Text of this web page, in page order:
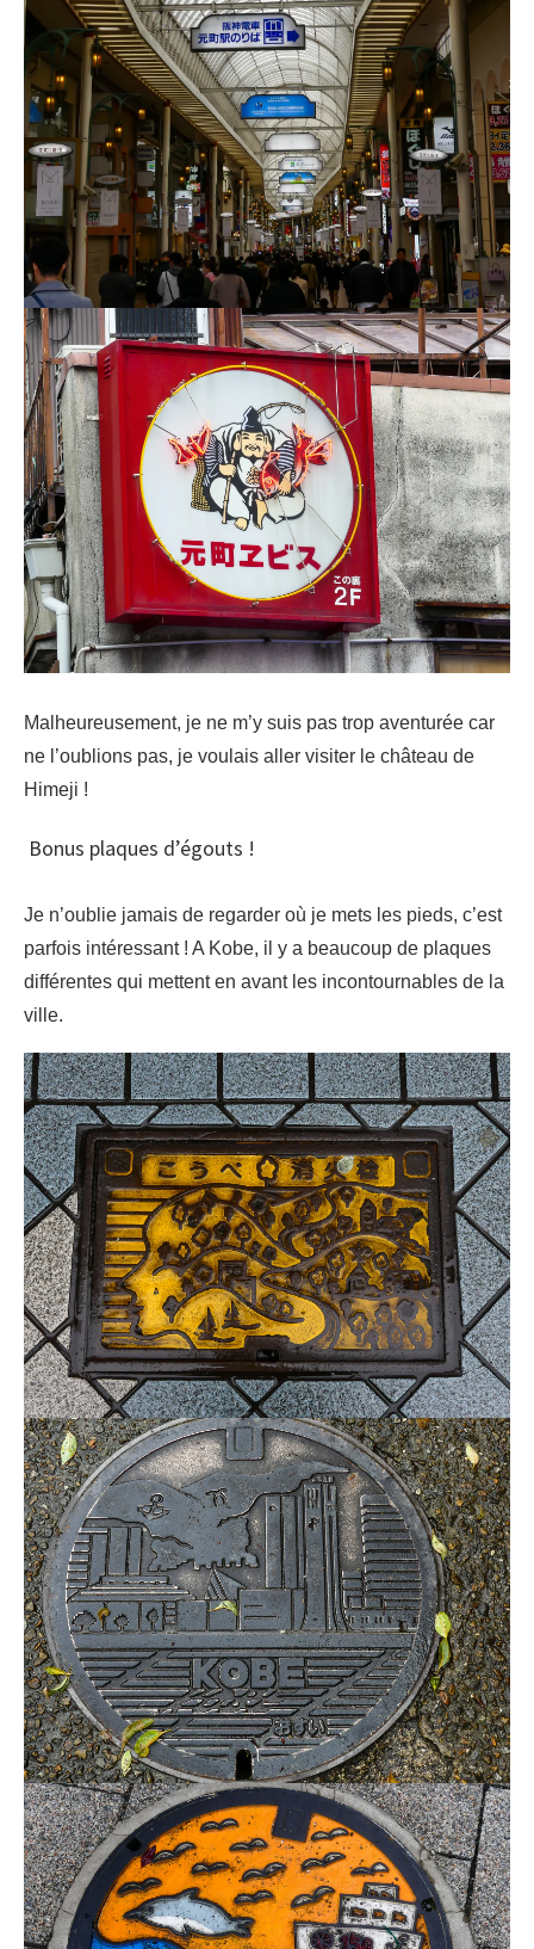
Malheureusement, je ne m’y suis pas trop aventurée car
ne l’oublions pas, je voulais aller visiter le château de
Himeji !
Bonus plaques d’égouts !
Je n’oublie jamais de regarder où je mets les pieds, c’est
parfois intéressant ! A Kobe, il y a beaucoup de plaques
différentes qui mettent en avant les incontournables de la
ville.